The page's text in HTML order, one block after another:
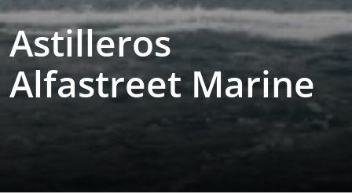
Astilleros
Alfastreet Marine